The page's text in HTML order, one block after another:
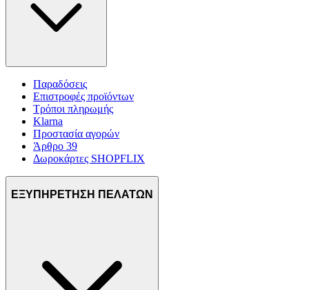
Παραδόσεις
Επιστροφές προϊόντων
Τρόποι πληρωμής
Klarna
Προστασία αγορών
Άρθρο 39
Δωροκάρτες SHOPFLIX
ΕΞΥΠΗΡΕΤΗΣΗ ΠΕΛΑΤΩΝ